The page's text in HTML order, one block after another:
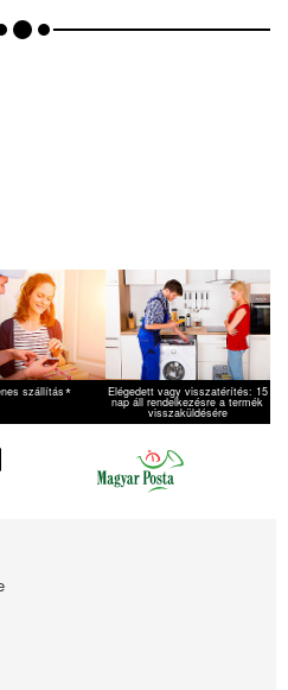
szállítás* Elégedett vagy visszatérítés: 15
nap áll rendelkezésre a termék
visszaküldésére